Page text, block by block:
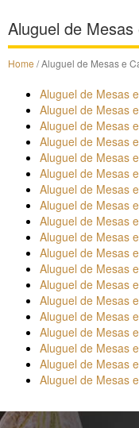
Aluguel de
Home / Aluguel de Mesas e
Aluguel de Mesas
Aluguel de Mesas
Aluguel de Mesas
Aluguel de Mesas
Aluguel de Mesas
Aluguel de Mesas
Aluguel de Mesas
Aluguel de Mesas
Aluguel de Mesas
Aluguel de Mesas
Aluguel de Mesas
Aluguel de Mesas
Aluguel de Mesas
Aluguel de Mesas
Aluguel de Mesas
Aluguel de Mesas
Aluguel de Mesas
Aluguel de Mesas
Aluguel de Mesas